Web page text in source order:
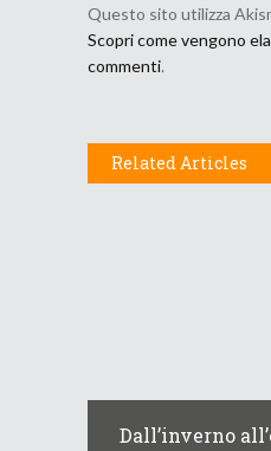
Questo sito utilizza
Scopri come vengono
commenti.
Related Articles
Dall’inverno